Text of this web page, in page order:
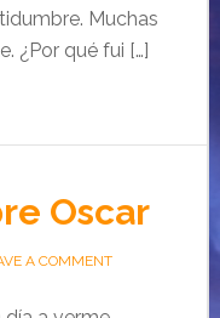
Muchas
¿Por qué fui […]
Oscar
A COMMENT